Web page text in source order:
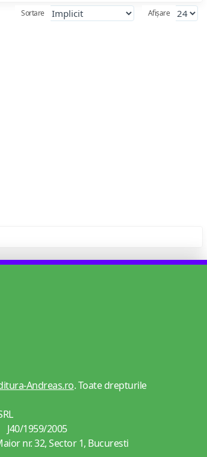
Sortare Afișare
Andreas.ro. Toate drepturile
1959/2005
nr. 32, Sector 1, Bucuresti